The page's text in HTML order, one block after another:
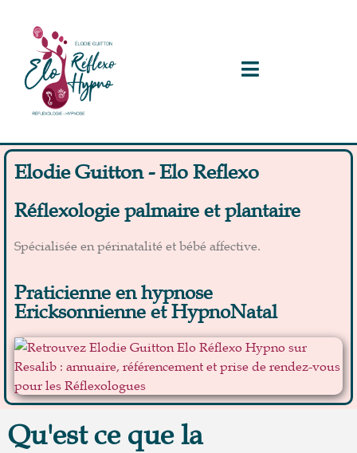
Elodie Guitton - Elo Reflexo
Réflexologie palmaire et plantaire
Spécialisée en périnatalité et bébé affective.
Praticienne en hypnose
Ericksonnienne et HypnoNatal
Qu'est ce que la